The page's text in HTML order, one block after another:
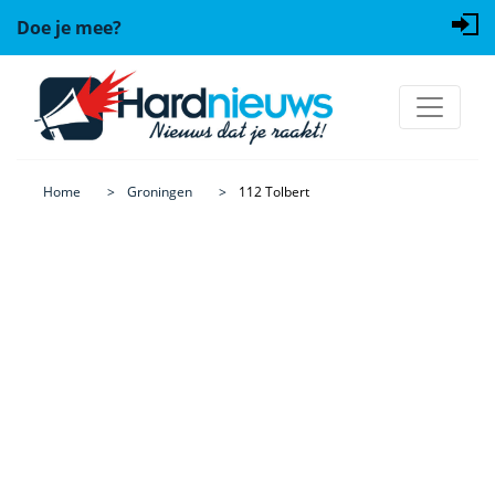
Doe je mee?
Home Groningen 112 Tolbert